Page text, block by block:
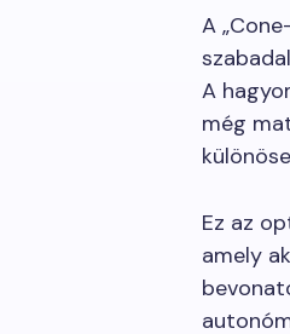
A
A
még
Ez az
amely